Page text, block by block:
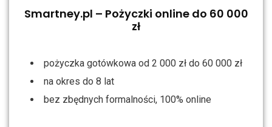
Smartney.pl – Pożyczki online do 60 000
zł
pożyczka gotówkowa od 2 000 zł do 60 000 zł
na okres do 8 lat
bez zbędnych formalności, 100% online